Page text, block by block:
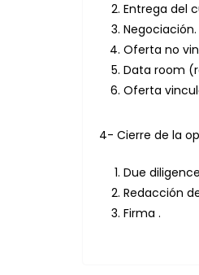
Entrega del
Negociación.
Oferta no
Data room
Oferta
4- Cierre de la
Due
Redacción
Firma .